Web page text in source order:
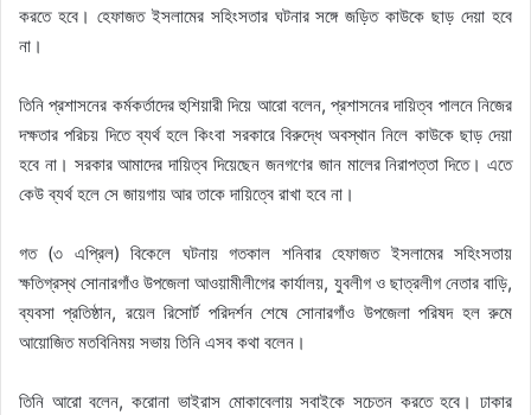
করতে হবে। হেফাজত ইসলামের সহিংসতার ঘটনার সঙ্গে জড়িত কাউকে ছাড় দেয়া হবে
না।
তিনি প্রশাসনের কর্মকর্তাদের হুশিয়ারী দিয়ে আরো বলেন, প্রশাসনের দায়িত্ব পালনে নিজের
দক্ষতার পরিচয় দিতে ব্যর্থ হলে কিংবা সরকারে বিরুদ্ধে অবস্থান নিলে কাউকে ছাড় দেয়া
হবে না। সরকার আমাদের দায়িত্ব দিয়েছেন জনগণের জান মালের নিরাপত্তা দিতে। এতে
কেউ ব্যর্থ হলে সে জায়গায় আর তাকে দায়িত্বে রাখা হবে না।
গত (৩ এপ্রিল) বিকেলে ঘটনায় গতকাল শনিবার হেফাজত ইসলামের সহিংসতায়
ক্ষতিগ্রস্থ সোনারগাঁও উপজেলা আওয়ামীলীগের কার্যালয়, যুবলীগ ও ছাত্রলীগ নেতার বাড়ি,
ব্যবসা প্রতিষ্ঠান, রয়েল রিসোর্ট পরিদর্শন শেষে সোনারগাঁও উপজেলা পরিষদ হল রুমে
আয়োজিত মতবিনিময় সভায় তিনি এসব কথা বলেন।
তিনি আরো বলেন, করোনা ভাইরাস মোকাবেলায় সবাইকে সচেতন করতে হবে। ঢাকার